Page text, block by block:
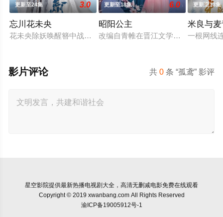
更新至24集 3.0
忘川花未央
花未央除妖唤醒簪中战神百里忘川元神，二人共感相连，一同
更新至18集 6.0
昭阳公主
改编自青帷在晋江文学城的小说《平
更新至13集
米良与
一根网线
共0 条 “孤鸢” 影评
影片评论
星空影院提供最新热播电视剧大全，高清无删减电影免费在线观看
Copyright © 2019 xwanbang.com All Rights Reserved
渝ICP备19005912号-1